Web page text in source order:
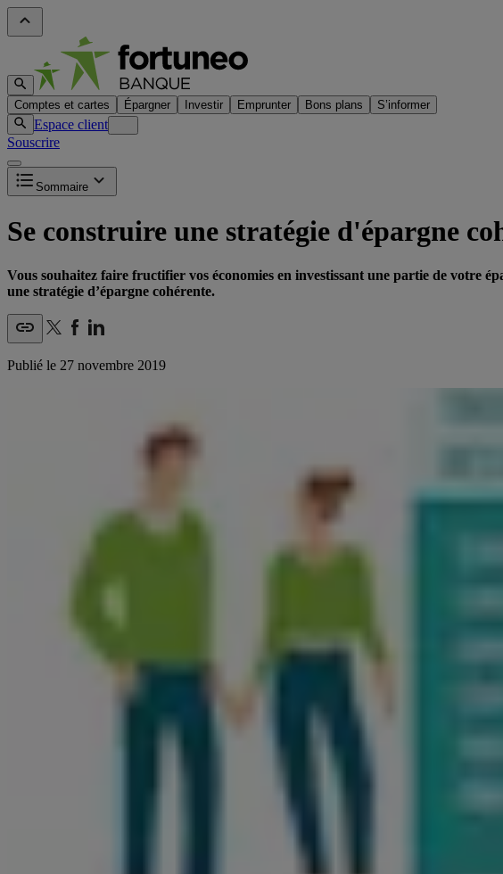
Comptes et cartes Épargner Investir Emprunter Bons plans S’informer
Espace client
Souscrire
Sommaire
Se construire une stratégie d'épargne
Vous souhaitez faire fructifier vos économies en investissant une partie de votre
une stratégie d’épargne cohérente.
Publié le 27 novembre 2019